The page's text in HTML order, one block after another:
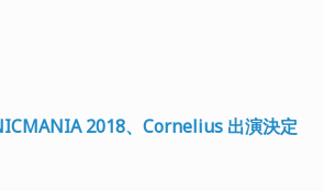
2018、Cornelius 出演決定